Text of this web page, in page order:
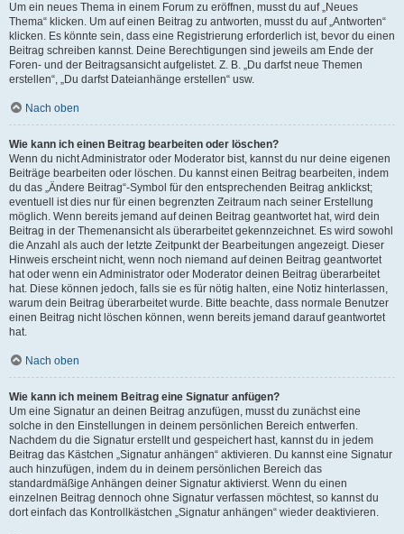
Um ein neues Thema in einem Forum zu eröffnen, musst du auf „Neues
Thema“ klicken. Um auf einen Beitrag zu antworten, musst du auf „Antworten“
klicken. Es könnte sein, dass eine Registrierung erforderlich ist, bevor du einen
Beitrag schreiben kannst. Deine Berechtigungen sind jeweils am Ende der
Foren- und der Beitragsansicht aufgelistet. Z. B. „Du darfst neue Themen
erstellen“, „Du darfst Dateianhänge erstellen“ usw.
Nach oben
Wie kann ich einen Beitrag bearbeiten oder löschen?
Wenn du nicht Administrator oder Moderator bist, kannst du nur deine eigenen
Beiträge bearbeiten oder löschen. Du kannst einen Beitrag bearbeiten, indem
du das „Ändere Beitrag“-Symbol für den entsprechenden Beitrag anklickst;
eventuell ist dies nur für einen begrenzten Zeitraum nach seiner Erstellung
möglich. Wenn bereits jemand auf deinen Beitrag geantwortet hat, wird dein
Beitrag in der Themenansicht als überarbeitet gekennzeichnet. Es wird sowohl
die Anzahl als auch der letzte Zeitpunkt der Bearbeitungen angezeigt. Dieser
Hinweis erscheint nicht, wenn noch niemand auf deinen Beitrag geantwortet
hat oder wenn ein Administrator oder Moderator deinen Beitrag überarbeitet
hat. Diese können jedoch, falls sie es für nötig halten, eine Notiz hinterlassen,
warum dein Beitrag überarbeitet wurde. Bitte beachte, dass normale Benutzer
einen Beitrag nicht löschen können, wenn bereits jemand darauf geantwortet
hat.
Nach oben
Wie kann ich meinem Beitrag eine Signatur anfügen?
Um eine Signatur an deinen Beitrag anzufügen, musst du zunächst eine
solche in den Einstellungen in deinem persönlichen Bereich entwerfen.
Nachdem du die Signatur erstellt und gespeichert hast, kannst du in jedem
Beitrag das Kästchen „Signatur anhängen“ aktivieren. Du kannst eine Signatur
auch hinzufügen, indem du in deinem persönlichen Bereich das
standardmäßige Anhängen deiner Signatur aktivierst. Wenn du einen
einzelnen Beitrag dennoch ohne Signatur verfassen möchtest, so kannst du
dort einfach das Kontrollkästchen „Signatur anhängen“ wieder deaktivieren.